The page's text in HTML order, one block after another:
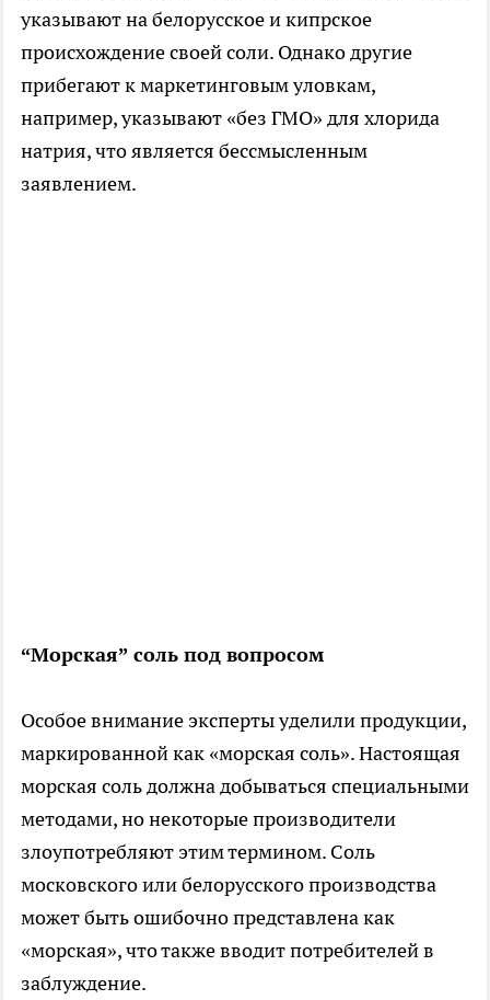
указывают на белорусское и кипрское
происхождение своей соли. Однако другие
прибегают к маркетинговым уловкам,
например, указывают «без ГМО» для хлорида
натрия, что является бессмысленным
заявлением.
“Морская” соль под вопросом
Особое внимание эксперты уделили продукции,
маркированной как «морская соль». Настоящая
морская соль должна добываться специальными
методами, но некоторые производители
злоупотребляют этим термином. Соль
московского или белорусского производства
может быть ошибочно представлена как
«морская», что также вводит потребителей в
заблуждение.